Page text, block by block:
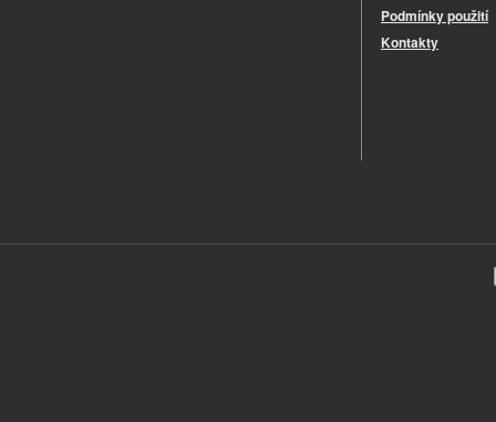
Podmínky použití
Kontakty